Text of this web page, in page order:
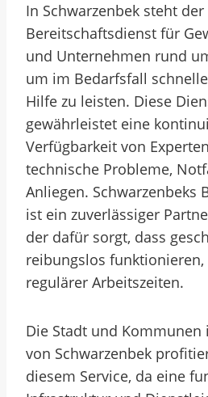
In Schwarzenbek steht der
Bereitschaftsdienst für
und Unternehmen rund
um im Bedarfsfall
Hilfe zu leisten. Diese
gewährleistet eine
Verfügbarkeit von
technische Probleme,
Anliegen. Schwarzenbeks
ist ein zuverlässiger
der dafür sorgt, dass
reibungslos
regulärer Arbeitszeiten.
Die Stadt und
von Schwarzenbek
diesem Service, da eine